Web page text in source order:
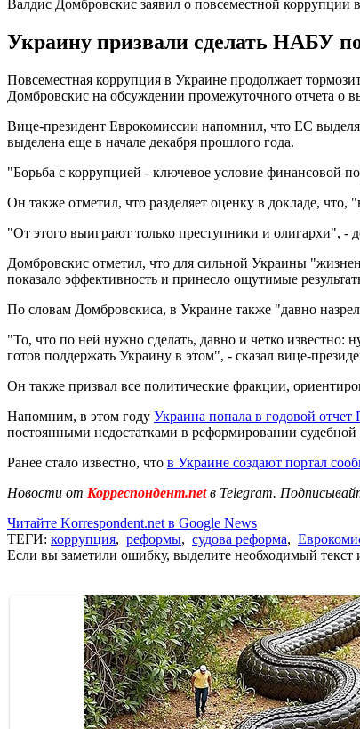
Валдис Домбровскис заявил о повсеместной коррупции
Украину призвали сделать НАБУ
Повсеместная коррупция в Украине продолжает
Домбровскис на обсуждении промежуточного отчета о
Вице-президент Еврокомиссии напомнил, что ЕС
выделена еще в начале декабря прошлого года.
"Борьба с коррупцией - ключевое условие финансовой
Он также отметил, что разделяет оценку в докладе,
"От этого выиграют только преступники и олигархи", -
Домбровскис отметил, что для сильной Украины
показало эффективность и принесло ощутимые
По словам Домбровскиса, в Украине также "давно
"То, что по ней нужно сделать, давно и четко
готов поддержать Украину в этом", - сказал вице-
Он также призвал все политические фракции,
Напомним, в этом году Украина попала в годовой
постоянными недостатками в реформировании
Ранее стало известно, что в Украине создают портал
Новости от Корреспондент.netв Telegram.
Читайте Korrespondent.net в Google News
ТЕГИ: коррупция, реформы, судова реформа,
Если вы заметили ошибку, выделите необходимый